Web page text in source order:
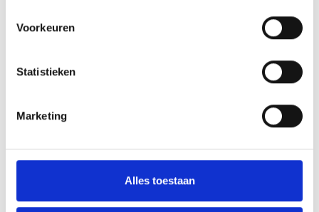
Voorkeuren
Statistieken
Marketing
Alles toestaan
TwitterFacebook
Goed werk krijgt een mooie beloning
Regels Horeca Corona toegangs bewijzen